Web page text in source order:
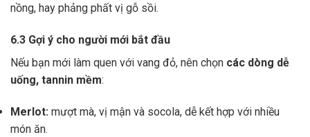
nồng, hay phảng phất vị gỗ sồi.
6.3 Gợi ý cho người mới bắt đầu
Nếu bạn mới làm quen với vang đỏ, nên chọn các dòng dễ
uống, tannin mềm:
Merlot: mượt mà, vị mận và socola, dễ kết hợp với nhiều
món ăn.